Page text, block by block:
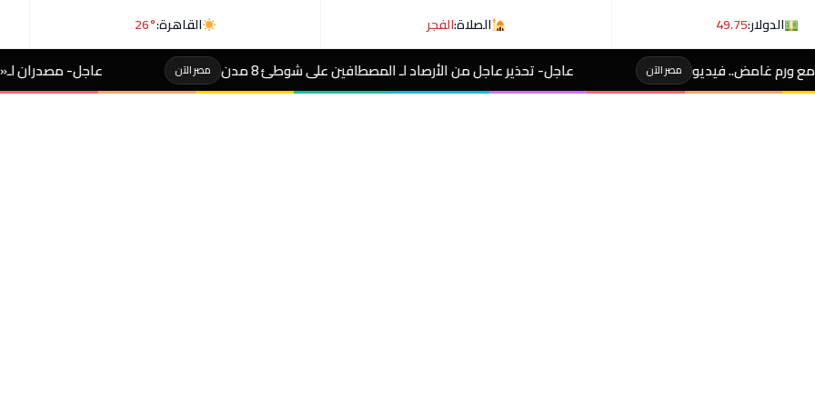
الدولار:49.75 الصلاة:الفجر القاهرة:26°
عاجل- تحذير عاجل من الأرصاد لـ المصطافين على شوطئ 8 مدن مصر الآن عاجل- مصدران لـ«رويترز»: السعودية